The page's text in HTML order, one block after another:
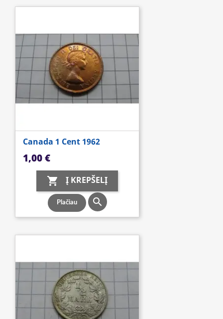
Canada 1 Cent 1962
Kaina
1,00 €
 Į KREPŠELĮ
Plačiau 